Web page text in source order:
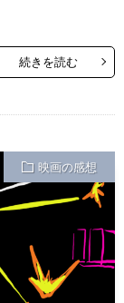
続きを読む
映画の感想